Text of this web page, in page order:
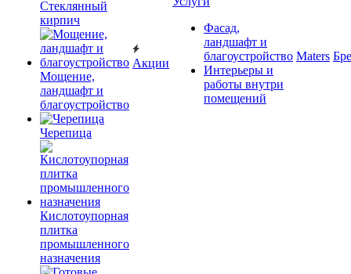
Cтеклянный
кирпич
Мощение,
ландшафт и
благоустройство
Черепица
Кислотоупорная
плитка
промышленного
назначения
Акции
Фасад,
ландшафт и
благоустройство
Интерьеры и
работы внутри
помещений
Maters